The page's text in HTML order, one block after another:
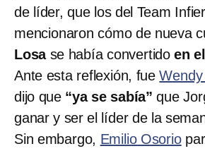
de líder, que los del Team
mencionaron cómo de nueva
Losase había convertidoen
Ante esta reflexión, fue
dijo que “ya se sabía” que
ganar y ser el líder de la
Sin embargo, Emilio Osorio